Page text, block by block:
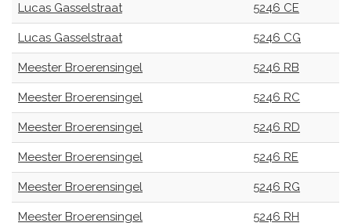
Lucas Gasselstraat 5246 CE
Lucas Gasselstraat 5246 CG
Meester Broerensingel 5246 RB
Meester Broerensingel 5246 RC
Meester Broerensingel 5246 RD
Meester Broerensingel 5246 RE
Meester Broerensingel 5246 RG
Meester Broerensingel 5246 RH